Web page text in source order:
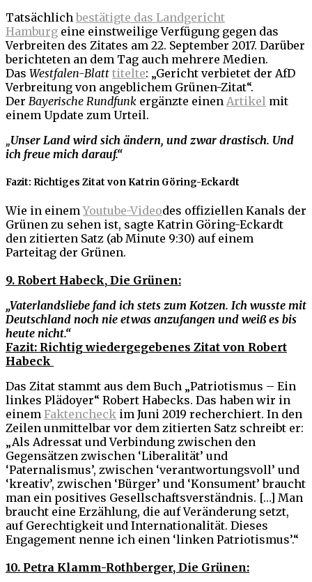
Tatsächlich bestätigte das Landgericht
Hamburg eine einstweilige Verfügung gegen das
Verbreiten des Zitates am 22. September 2017. Darüber
berichteten an dem Tag auch mehrere Medien.
Das Westfalen-Blatt titelte: „Gericht verbietet der AfD
Verbreitung von angeblichem Grünen-Zitat“.
Der Bayerische Rundfunk ergänzte einen Artikel mit
einem Update zum Urteil.
„Unser Land wird sich ändern, und zwar drastisch. Und
ich freue mich darauf.“
Fazit: Richtiges Zitat von Katrin Göring-Eckardt
Wie in einemYoutube-Videodes offiziellen Kanals der
Grünen zu sehen ist, sagte Katrin Göring-Eckardt
den zitierten Satz (ab Minute 9:30) auf einem
Parteitag der Grünen.
9. Robert Habeck, Die Grünen:
„Vaterlandsliebe fand ich stets zum Kotzen. Ich wusste mit
Deutschland noch nie etwas anzufangen und weiß es bis
heute nicht.“
Fazit: Richtig wiedergegebenes Zitat von Robert
Habeck
Das Zitat stammt aus dem Buch „Patriotismus – Ein
linkes Plädoyer“ Robert Habecks. Das haben wir in
einem Faktencheck im Juni 2019 recherchiert. In den
Zeilen unmittelbar vor dem zitierten Satz schreibt er:
„Als Adressat und Verbindung zwischen den
Gegensätzen zwischen ‘Liberalität’ und
‘Paternalismus’, zwischen ‘verantwortungsvoll’ und
‘kreativ’, zwischen ‘Bürger’ und ‘Konsument’ braucht
man ein positives Gesellschaftsverständnis. […] Man
braucht eine Erzählung, die auf Veränderung setzt,
auf Gerechtigkeit und Internationalität. Dieses
Engagement nenne ich einen ‘linken Patriotismus’.“
10. Petra Klamm-Rothberger, Die Grünen: